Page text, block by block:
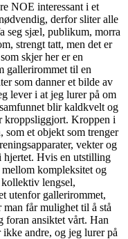
NOE interessant i et
derfor sliter alle
seg sjæl, publikum, morra
strengt tatt, men det er
skjer her er en
gallerirommet til en
som danner et bilde av
lever i at jeg lurer på om
blir kaldkvelt og
kroppsliggjort. Kroppen i
som et objekt som trenger
vekter og
hjertet. Hvis en utstilling
kompleksitet og
lengsel,
utenfor gallerirommet,
får mulighet til å stå
foran ansiktet vårt. Han
andre, og jeg lurer på